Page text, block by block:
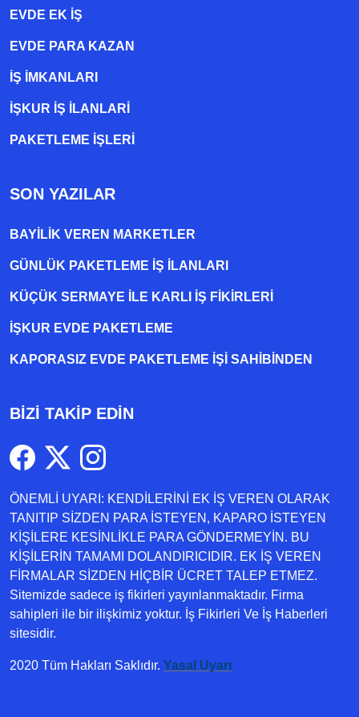
EVDE EK IŞ
EVDE PARA KAZAN
İŞ İMKANLARI
İŞKUR İŞ İLANLARI
PAKETLEME IŞLERI
SON YAZILAR
BAYILIK VEREN MARKETLER
GÜNLÜK PAKETLEME İŞ İLANLARI
KÜÇÜK SERMAYE ILE KARLI İŞ FIKIRLERI
İŞKUR EVDE PAKETLEME
KAPORASIZ EVDE PAKETLEME IŞI SAHIBINDEN
BİZİ TAKİP EDİN
ÖNEMLİ UYARI: KENDİLERİNİ EK İŞ VEREN OLARAK
TANITIP SİZDEN PARA İSTEYEN, KAPARO İSTEYEN
KİŞİLERE KESİNLİKLE PARA GÖNDERMEYİN. BU
KİŞİLERİN TAMAMI DOLANDIRICIDIR. EK İŞ VEREN
FİRMALAR SİZDEN HİÇBİR ÜCRET TALEP ETMEZ.
Sitemizde sadece iş fikirleri yayınlanmaktadır. Firma
sahipleri ile bir ilişkimiz yoktur. İş Fikirleri Ve İş Haberleri
sitesidir.
2020 Tüm Hakları Saklıdır. Yasal Uyarı